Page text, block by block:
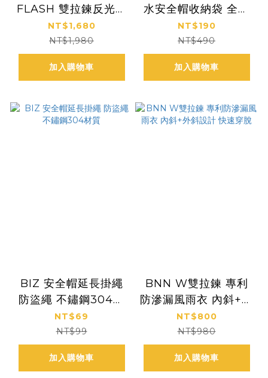
FLASH 雙拉鍊反光防
水套裝 台灣製 台灣布
料\男女適穿
NT$1,680
NT$1,980
加入購物車
水安全帽收納袋 全罩
式安全帽袋 購物袋
NT$190
NT$490
加入購物車
BIZ 安全帽延長掛繩
防盜繩 不鏽鋼304材
質
NT$69
NT$99
加入購物車
BNN W雙拉鍊 專利
防滲漏風雨衣 內斜+外
斜設計 快速穿脫
NT$800
NT$980
加入購物車